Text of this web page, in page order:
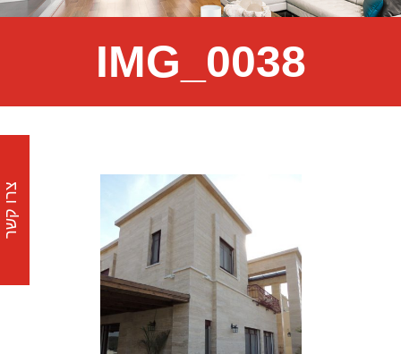
IMG_0038
צרו קשר